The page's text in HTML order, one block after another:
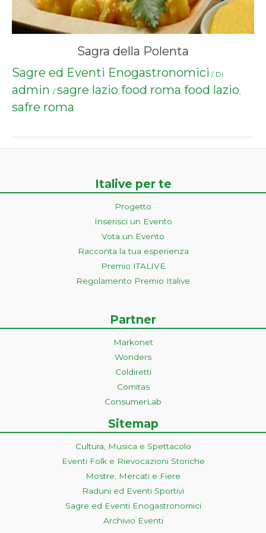
Sagra della Polenta
Sagre ed Eventi Enogastronomici / Di
admin / sagre lazio, food roma, food lazio,
safre roma
Italive per te
Progetto
Inserisci un Evento
Vota un Evento
Racconta la tua esperienza
Premio ITALIVE
Regolamento Premio Italive
Partner
Markonet
Wonders
Coldiretti
Comitas
ConsumerLab
Sitemap
Cultura, Musica e Spettacolo
Eventi Folk e Rievocazioni Storiche
Mostre, Mercati e Fiere
Raduni ed Eventi Sportivi
Sagre ed Eventi Enogastronomici
Archivio Eventi